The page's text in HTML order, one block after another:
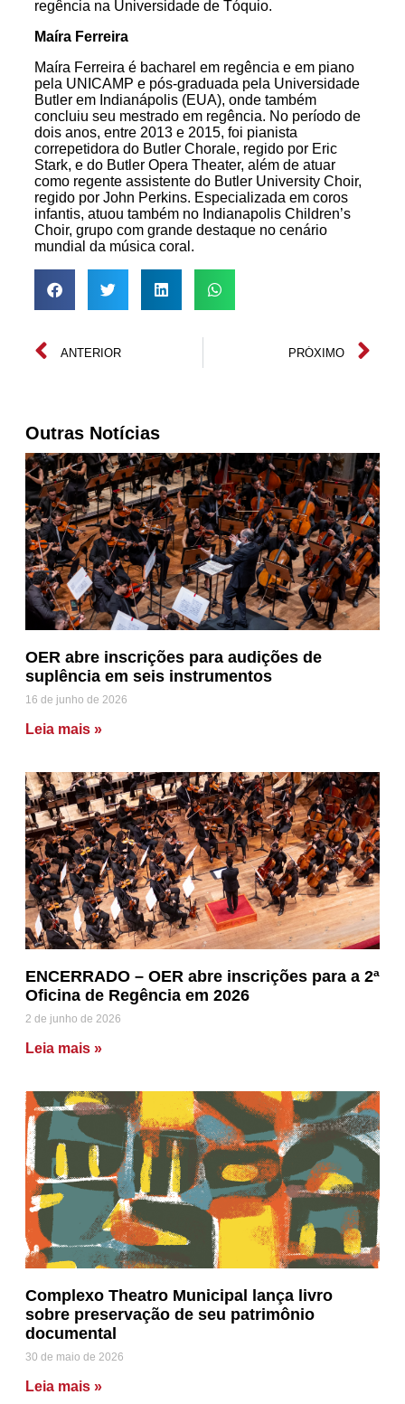
regência na Universidade de Tóquio.
Maíra Ferreira
Maíra Ferreira é bacharel em regência e em piano
pela UNICAMP e pós-graduada pela Universidade
Butler em Indianápolis (EUA), onde também
concluiu seu mestrado em regência. No período de
dois anos, entre 2013 e 2015, foi pianista
correpetidora do Butler Chorale, regido por Eric
Stark, e do Butler Opera Theater, além de atuar
como regente assistente do Butler University Choir,
regido por John Perkins. Especializada em coros
infantis, atuou também no Indianapolis Children’s
Choir, grupo com grande destaque no cenário
mundial da música coral.
ANTERIOR PRÓXIMO
Outras Notícias
OER abre inscrições para audições de
suplência em seis instrumentos
16 de junho de 2026
Leia mais »
ENCERRADO – OER abre inscrições para a 2ª
Oficina de Regência em 2026
2 de junho de 2026
Leia mais »
Complexo Theatro Municipal lança livro
sobre preservação de seu patrimônio
documental
30 de maio de 2026
Leia mais »